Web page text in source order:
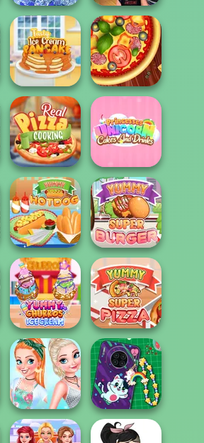
Rainbow Frozen
Cook And
Decorate
Tasty Ice Cream
Pancake
Pizza Maker
Real Pizza
Cooking
Princesses
Unicorn Cakes
And D...
Yummy Hotdog
Yummy Super
Burger
Yummy Churros
Ice Cream
Yummy Super
Pizza